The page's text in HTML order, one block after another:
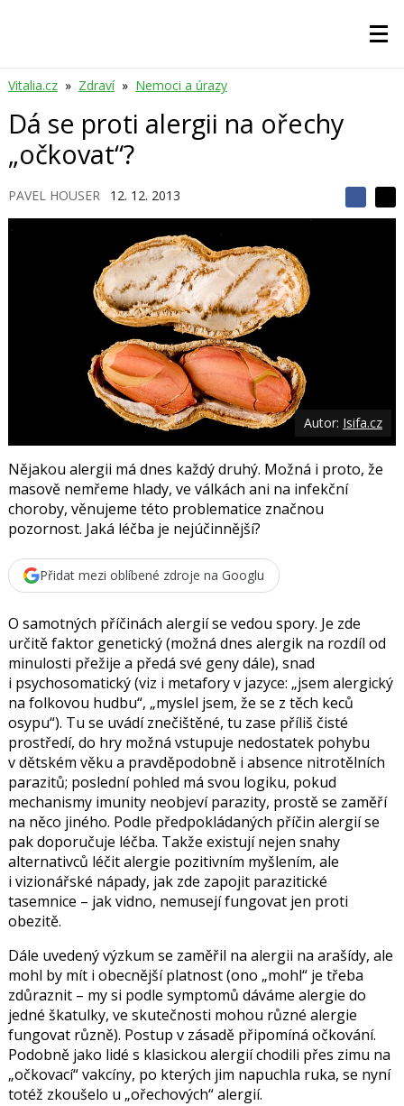
Vitalia.cz » Zdraví » Nemoci a úrazy
Dá se proti alergii na ořechy
„očkovat“?
PAVEL HOUSER 12. 12. 2013
SS
o
Autor: Isifa.cz
Nějakou alergii má dnes každý druhý. Možná i proto, že
masově nemřeme hlady, ve válkách ani na infekční
choroby, věnujeme této problematice značnou
pozornost. Jaká léčba je nejúčinnější?
Přidat mezi oblíbené zdroje na Googlu
O samotných příčinách alergií se vedou spory. Je zde
určitě faktor genetický (možná dnes alergik na rozdíl od
minulosti přežije a předá své geny dále), snad
i psychosomatický (viz i metafory v jazyce: „jsem alergický
na folkovou hudbu“, „myslel jsem, že se z těch keců
osypu“). Tu se uvádí znečištěné, tu zase příliš čisté
prostředí, do hry možná vstupuje nedostatek pohybu
v dětském věku a pravděpodobně i absence nitrotělních
parazitů; poslední pohled má svou logiku, pokud
mechanismy imunity neobjeví parazity, prostě se zaměří
na něco jiného. Podle předpokládaných příčin alergií se
pak doporučuje léčba. Takže existují nejen snahy
alternativců léčit alergie pozitivním myšlením, ale
i vizionářské nápady, jak zde zapojit parazitické
tasemnice – jak vidno, nemusejí fungovat jen proti
obezitě.
Dále uvedený výzkum se zaměřil na alergii na arašídy, ale
mohl by mít i obecnější platnost (ono „mohl“ je třeba
zdůraznit – my si podle symptomů dáváme alergie do
jedné škatulky, ve skutečnosti mohou různé alergie
fungovat různě). Postup v zásadě připomíná očkování.
Podobně jako lidé s klasickou alergií chodili přes zimu na
„očkovací“ vakcíny, po kterých jim napuchla ruka, se nyní
totéž zkoušelo u „ořechových“ alergií.